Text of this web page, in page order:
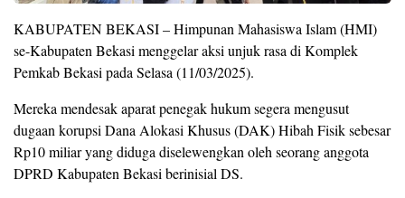
KABUPATEN BEKASI – Himpunan Mahasiswa Islam (HMI)
se-Kabupaten Bekasi menggelar aksi unjuk rasa di Komplek
Pemkab Bekasi pada Selasa (11/03/2025).
Mereka mendesak aparat penegak hukum segera mengusut
dugaan korupsi Dana Alokasi Khusus (DAK) Hibah Fisik sebesar
Rp10 miliar yang diduga diselewengkan oleh seorang anggota
DPRD Kabupaten Bekasi berinisial DS.